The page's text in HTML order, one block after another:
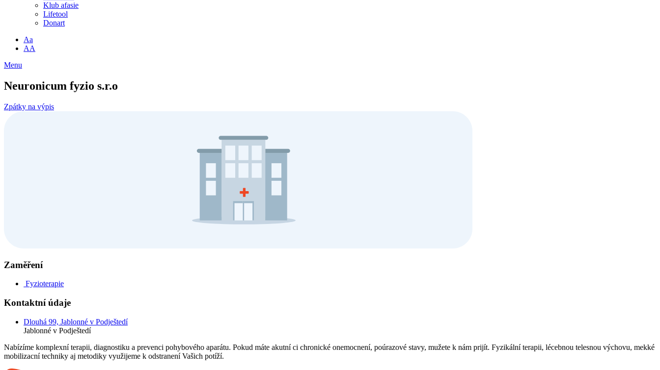
Klub afasie
Lifetool
Donart
Aa
AA
Menu
Neuronicum fyzio s.r.o
Zpátky na výpis
Zaměření
Fyzioterapie
Kontaktní údaje
Dlouhá 99, Jablonné v Podještedí
Jablonné v Podještedí
Nabízíme komplexní terapii, diagnostiku a prevenci pohybového aparátu. Pokud máte akutní ci chronické onemocnení, poúrazové stavy, mužete k nám prijít. Fyzikální terapii, lécebnou telesnou výchovu, mekké
mobilizacní techniky aj metodiky využijeme k odstranení Vašich potíží.